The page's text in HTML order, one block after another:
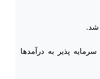
شد.
پذیر به درآمدها